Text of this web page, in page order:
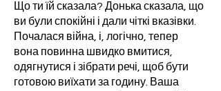
Що ти їй сказала? Донька сказала, що
ви були спокійні і дали чіткі вказівки.
Почалася війна, і, логічно, тепер
вона повинна швидко вмитися,
одягнутися і зібрати речі, щоб бути
готовою виїхати за годину. Ваша